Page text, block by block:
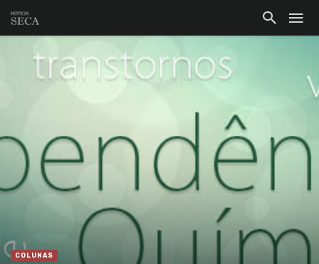
COLUNAS